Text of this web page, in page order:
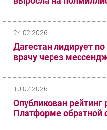
24.02.2026
Дагестан лидирует
врачу через
10.02.2026
Опубликован рейтинг
Платформе обратной